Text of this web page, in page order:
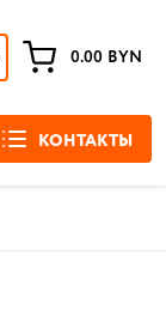
0.00 BYN
КОНТАКТЫ